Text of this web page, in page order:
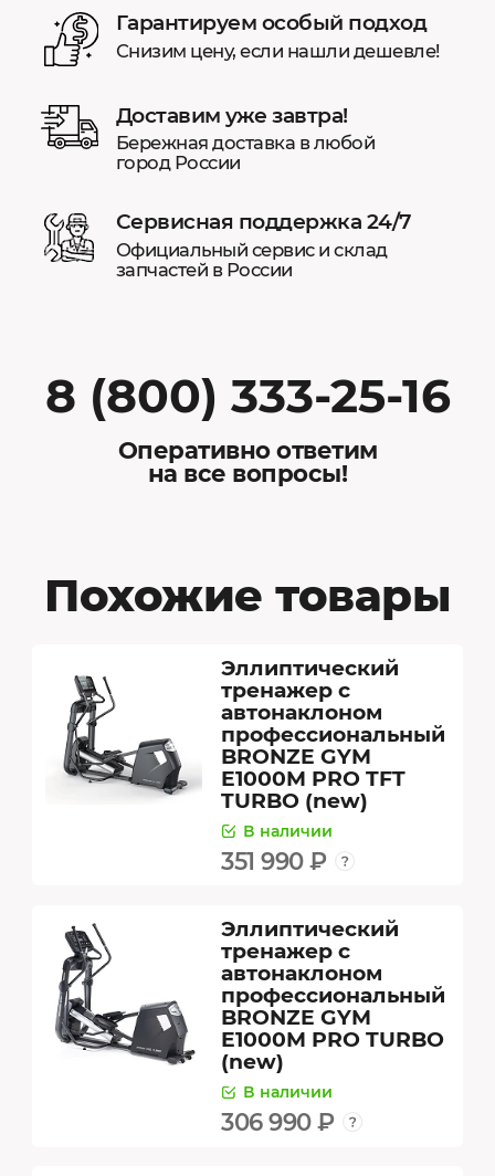
Гарантируем особый подход
Снизим цену, если нашли дешевле!
Доставим уже завтра!
Бережная доставка в любой
город России
Сервисная поддержка 24/7
Официальный сервис и склад
запчастей в России
8 (800) 333-25-16
Оперативно ответим
на все вопросы!
Похожие товары
Эллиптический
тренажер с
автонаклоном
профессиональный
BRONZE GYM
E1000M PRO TFT
TURBO (new)
В наличии
351 990 ₽
Эллиптический
тренажер с
автонаклоном
профессиональный
BRONZE GYM
E1000M PRO TURBO
(new)
В наличии
306 990 ₽